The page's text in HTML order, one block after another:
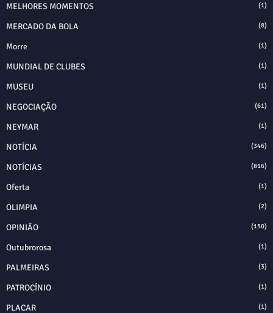
MELHORES MOMENTOS (1)
MERCADO DA BOLA (8)
Morre (1)
MUNDIAL DE CLUBES (1)
MUSEU (1)
NEGOCIAÇÃO (61)
NEYMAR (1)
NOTÍCIA (346)
NOTÍCIAS (816)
Oferta (1)
OLIMPIA (2)
OPINIÃO (150)
Outubrorosa (1)
PALMEIRAS (3)
PATROCÍNIO (1)
PLACAR (1)